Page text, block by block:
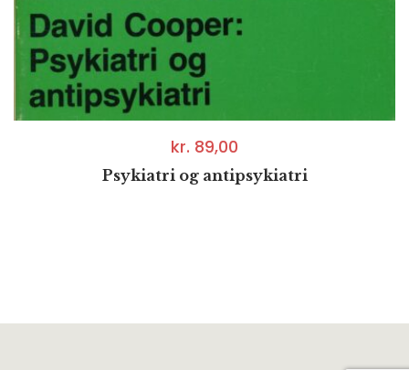
kr. 89,00
Psykiatri og antipsykiatri